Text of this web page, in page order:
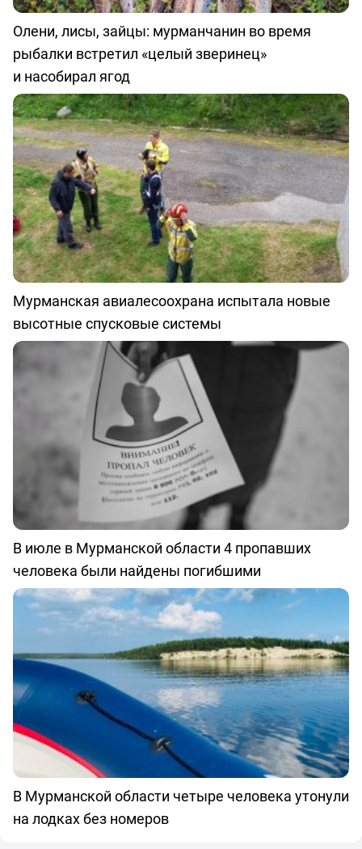
Олени, лисы, зайцы: мурманчанин во время
рыбалки встретил «целый зверинец»
и насобирал ягод
Мурманская авиалесоохрана испытала новые
высотные спусковые системы
В июле в Мурманской области 4 пропавших
человека были найдены погибшими
В Мурманской области четыре человека утонули
на лодках без номеров